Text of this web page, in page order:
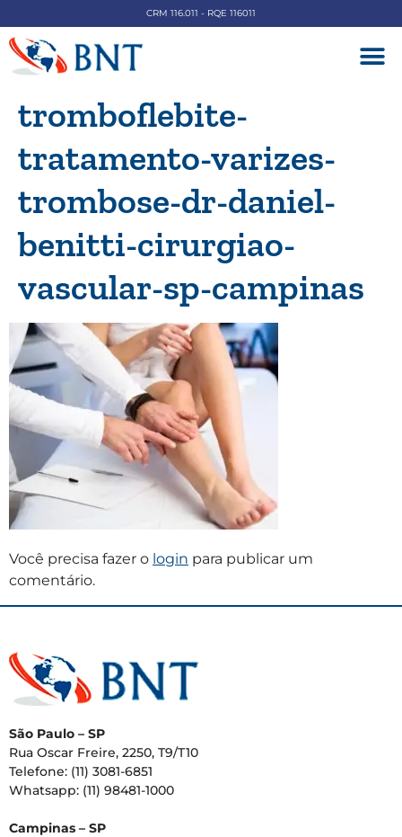
CRM 116.011 - RQE 116011
tromboflebite-
tratamento-varizes-
trombose-dr-daniel-
benitti-cirurgiao-
vascular-sp-campinas
Você precisa fazer o login para publicar um
comentário.
São Paulo – SP
Rua Oscar Freire, 2250, T9/T10
Telefone: (11) 3081-6851
Whatsapp: (11) 98481-1000
Campinas – SP